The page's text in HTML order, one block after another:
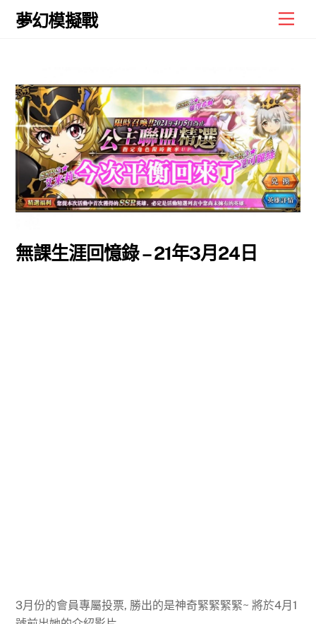
Skip
夢幻模擬戰
無課生涯回憶錄 – 21年3月24日
3月份的會員專屬投票, 勝出的是神奇緊緊緊緊~ 將於4月1